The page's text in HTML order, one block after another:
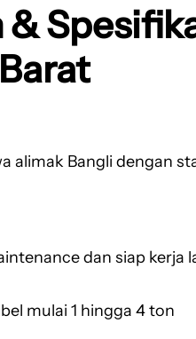
alimak Bangli dengan
dan siap kerja
mulai 1 hingga 4 ton